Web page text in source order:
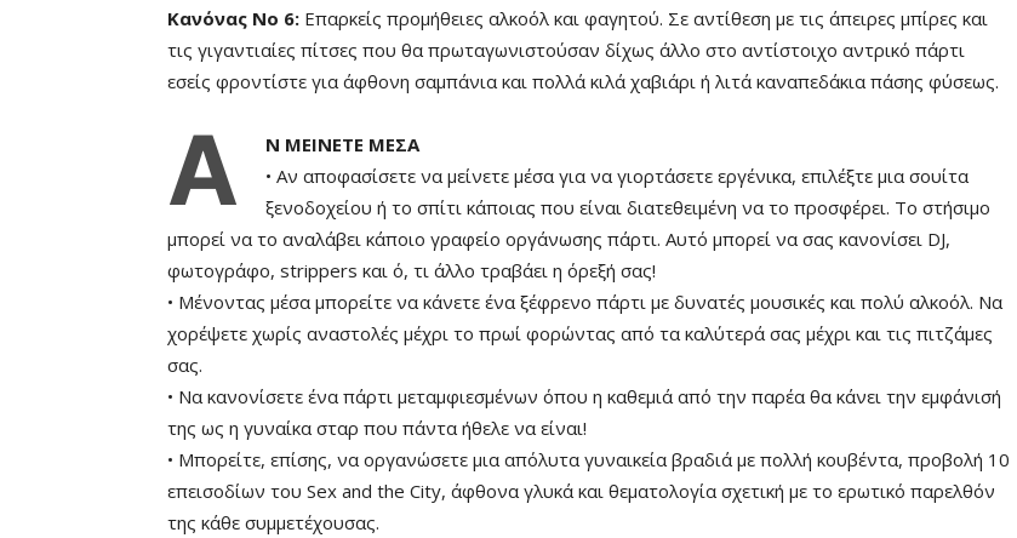
Κανόνας Νο 6: Επαρκείς προμήθειες αλκοόλ και φαγητού. Σε αντίθεση με τις άπειρες μπίρες και
τις γιγαντιαίες πίτσες που θα πρωταγωνιστούσαν δίχως άλλο στο αντίστοιχο αντρικό πάρτι
εσείς φροντίστε για άφθονη σαμπάνια και πολλά κιλά χαβιάρι ή λιτά καναπεδάκια πάσης φύσεως.
Α
Ν ΜΕΙΝΕΤΕ ΜΕΣΑ
• Αν αποφασίσετε να μείνετε μέσα για να γιορτάσετε εργένικα, επιλέξτε μια σουίτα
ξενοδοχείου ή το σπίτι κάποιας που είναι διατεθειμένη να το προσφέρει. Το στήσιμο
μπορεί να το αναλάβει κάποιο γραφείο οργάνωσης πάρτι. Αυτό μπορεί να σας κανονίσει DJ,
φωτογράφο, strippers και ό, τι άλλο τραβάει η όρεξή σας!
• Μένοντας μέσα μπορείτε να κάνετε ένα ξέφρενο πάρτι με δυνατές μουσικές και πολύ αλκοόλ. Να
χορέψετε χωρίς αναστολές μέχρι το πρωί φορώντας από τα καλύτερά σας μέχρι και τις πιτζάμες
σας.
• Να κανονίσετε ένα πάρτι μεταμφιεσμένων όπου η καθεμιά από την παρέα θα κάνει την εμφάνισή
της ως η γυναίκα σταρ που πάντα ήθελε να είναι!
• Μπορείτε, επίσης, να οργανώσετε μια απόλυτα γυναικεία βραδιά με πολλή κουβέντα, προβολή 10
επεισοδίων του Sex and the City, άφθονα γλυκά και θεματολογία σχετική με το ερωτικό παρελθόν
της κάθε συμμετέχουσας.